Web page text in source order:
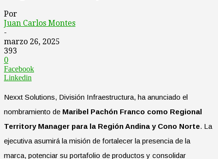
Por
Juan Carlos Montes
-
marzo 26, 2025
393
0
Facebook
Linkedin
Nexxt Solutions, División Infraestructura, ha anunciado el
nombramiento de Maribel Pachón Franco como Regional
Territory Manager para la Región Andina y Cono Norte. La
ejecutiva asumirá la misión de fortalecer la presencia de la
marca, potenciar su portafolio de productos y consolidar